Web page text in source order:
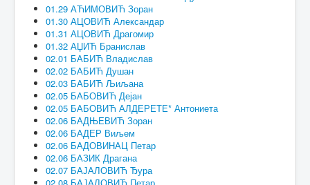
01.29 АЋИМОВИЋ Зоран
01.30 АЦОВИЋ Александар
01.31 АЦОВИЋ Драгомир
01.32 АЏИЋ Бранислав
02.01 БАБИЋ Владислав
02.02 БАБИЋ Душан
02.03 БАБИЋ Љиљана
02.05 БАБОВИЋ Дејан
02.05 БАБОВИЋ АЛДЕРЕТЕ* Антониета
02.06 БАДЊЕВИЋ Зоран
02.06 БАДЕР Виљем
02.06 БАДОВИНАЦ Петар
02.06 БАЗИК Драгана
02.07 БАЈАЛОВИЋ Ђура